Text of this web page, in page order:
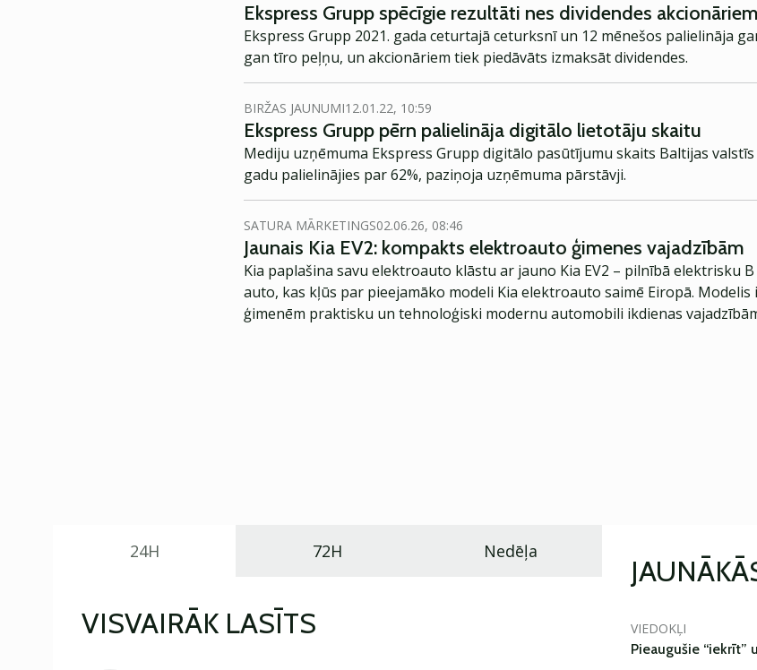
Ekspress Grupp spēcīgie rezultāti nes dividendes akcionāriem
Ekspress Grupp 2021. gada ceturtajā ceturksnī un 12 mēnešos palielināja
gan tīro peļņu, un akcionāriem tiek piedāvāts izmaksāt dividendes.
BIRŽAS JAUNUMI12.01.22, 10:59
Ekspress Grupp pērn palielināja digitālo lietotāju skaitu
Mediju uzņēmuma Ekspress Grupp digitālo pasūtījumu skaits Baltijas
gadu palielinājies par 62%, paziņoja uzņēmuma pārstāvji.
SATURA MĀRKETINGS02.06.26, 08:46
Jaunais Kia EV2: kompakts elektroauto ģimenes vajadzībām
Kia paplašina savu elektroauto klāstu ar jauno Kia EV2 – pilnībā elektrisku
auto, kas kļūs par pieejamāko modeli Kia elektroauto saimē Eiropā.
ģimenēm praktisku un tehnoloģiski modernu automobili ikdienas
24H 72H Nedēļa
VISVAIRĀK LASĪTS VIEDOKĻI
Pieaugušie “iekrīt”